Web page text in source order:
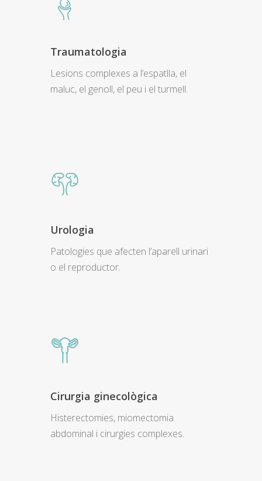
Traumatologia
Lesions complexes a l’espatlla, el
maluc, el genoll, el peu i el turmell.
Urologia
Patologies que afecten l’aparell urinari
o el reproductor.
Cirurgia ginecològica
Histerectomies, miomectomia
abdominal i cirurgies complexes.